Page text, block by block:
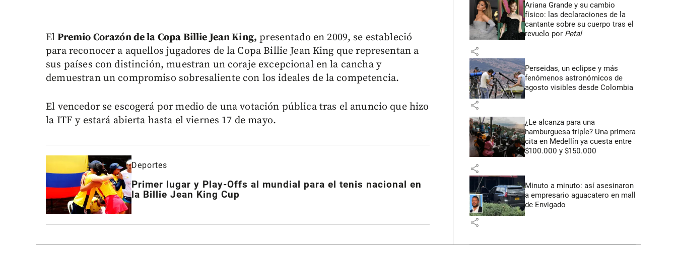
El Premio Corazón de la Copa Billie Jean King, presentado en 2009, se estableció
para reconocer a aquellos jugadores de la Copa Billie Jean King que representan a
sus países con distinción, muestran un coraje excepcional en la cancha y
demuestran un compromiso sobresaliente con los ideales de la competencia.
El vencedor se escogerá por medio de una votación pública tras el anuncio que hizo
la ITF y estará abierta hasta el viernes 17 de mayo.
Deportes
Primer lugar y Play-Offs al mundial para el tenis nacional en
la Billie Jean King Cup
Ariana Grande y su cambio
físico: las declaraciones de la
cantante sobre su cuerpo tras el
revuelo por Petal
share
Perseidas, un eclipse y más
fenómenos astronómicos de
agosto visibles desde Colombia
share
¿Le alcanza para una
hamburguesa triple? Una primera
cita en Medellín ya cuesta entre
$100.000 y $150.000
share
Minuto a minuto: así asesinaron
a empresario aguacatero en mall
de Envigado
share